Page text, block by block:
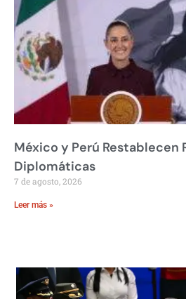
México y Perú Restablecen
Diplomáticas
7 de agosto, 2026
Leer más »